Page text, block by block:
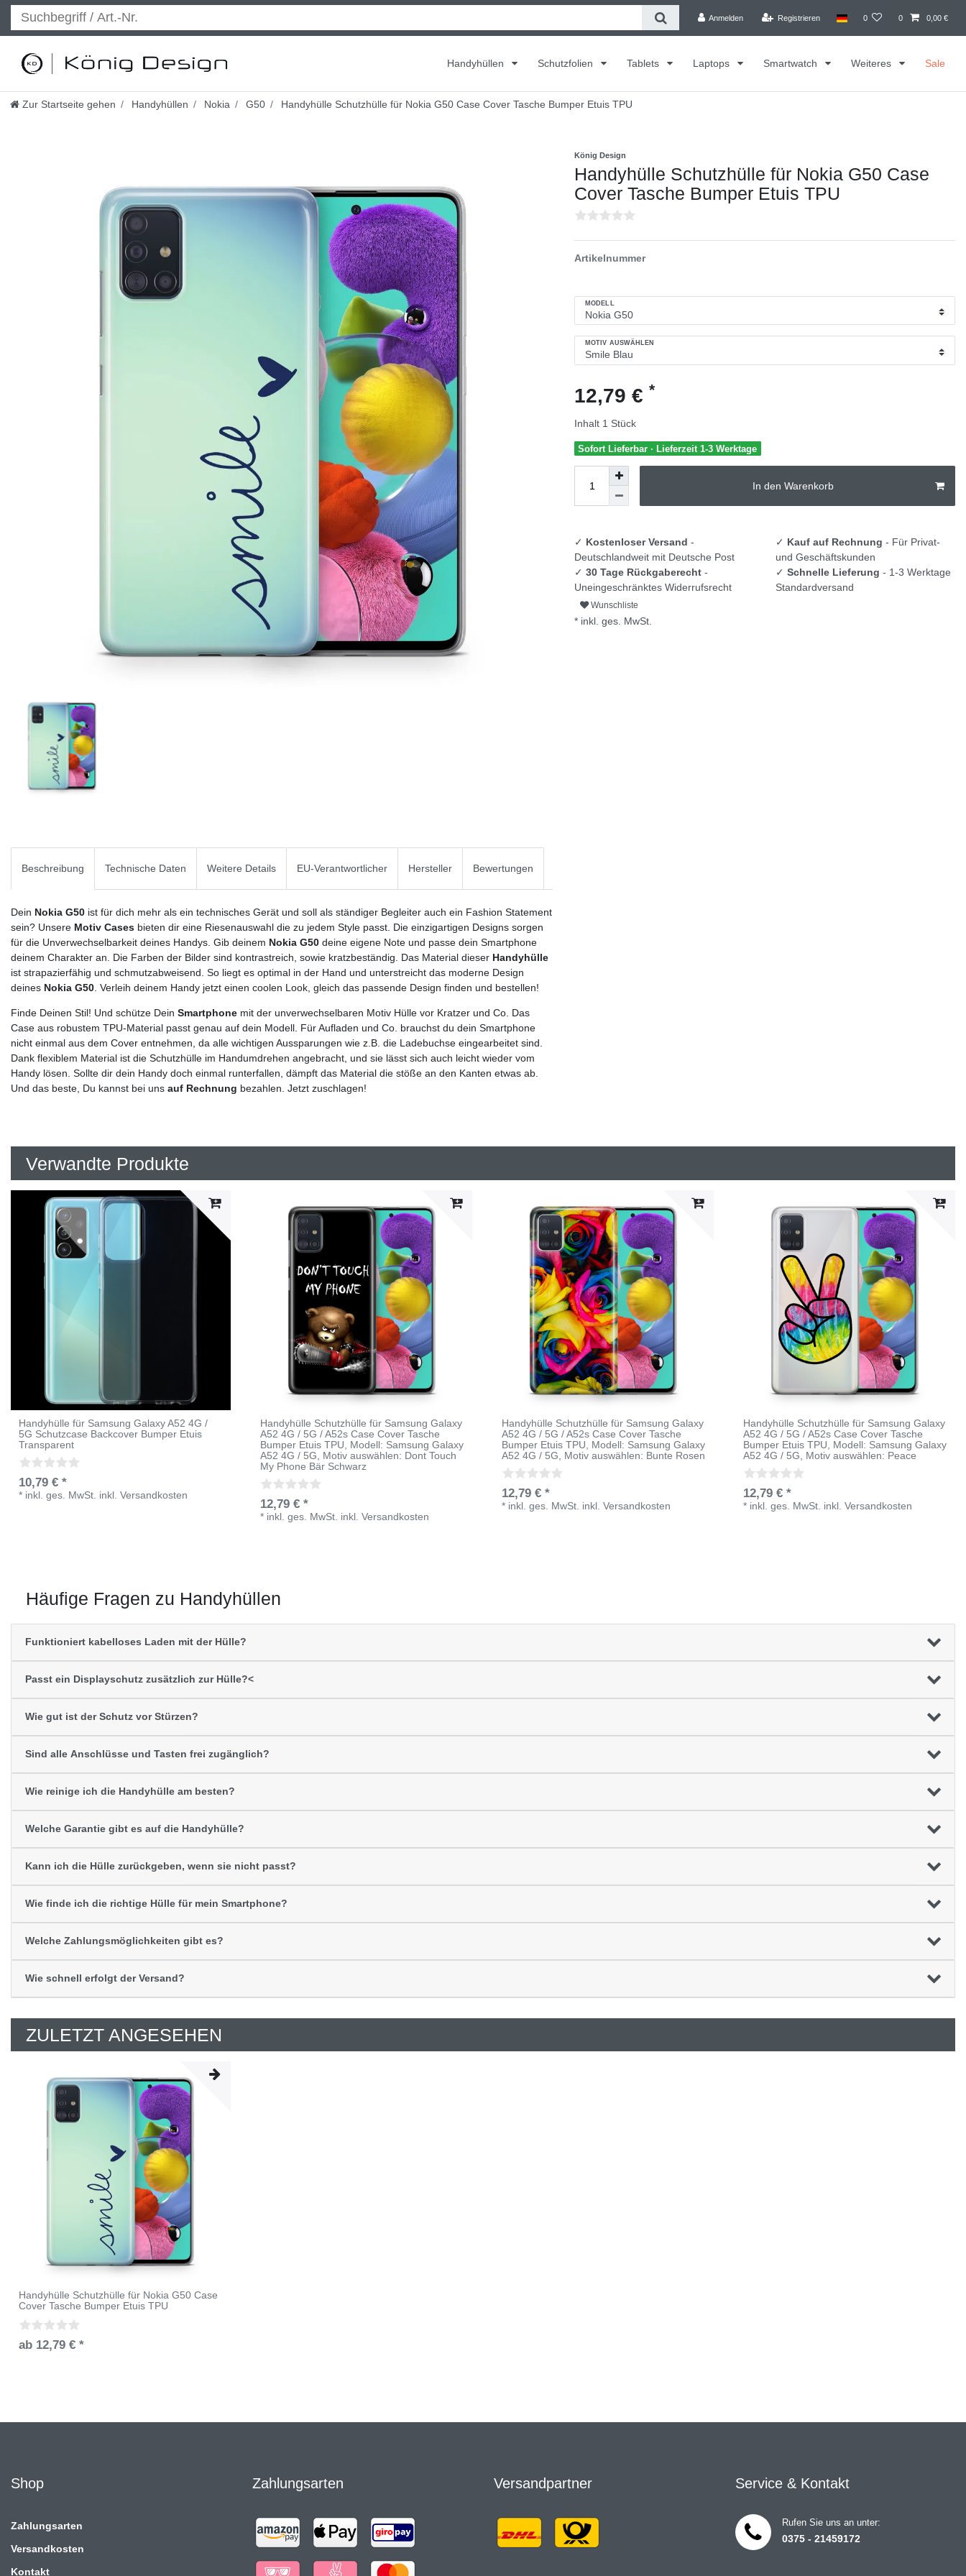
Anmelden Registrieren 0 0 0,00 €
Handyhüllen Schutzfolien Tablets Laptops Smartwatch Weiteres Sale
Zur Startseite gehen Handyhüllen Nokia G50 Handyhülle Schutzhülle für Nokia G50 Case Cover Tasche Bumper Etuis TPU
König Design
Handyhülle Schutzhülle für Nokia G50 Case
Cover Tasche Bumper Etuis TPU
Artikelnummer
MODELL
MOTIV AUSWÄHLEN
12,79 € *
Inhalt 1 Stück
Sofort Lieferbar · Lieferzeit 1-3 Werktage
In den Warenkorb
✓ Kostenloser Versand -
Deutschlandweit mit Deutsche Post
✓ 30 Tage Rückgaberecht -
Uneingeschränktes Widerrufsrecht
✓ Kauf auf Rechnung - Für Privat-
und Geschäftskunden
✓ Schnelle Lieferung - 1-3 Werktage
Standardversand
Wunschliste
* inkl. ges. MwSt.
Beschreibung Technische Daten Weitere Details EU-Verantwortlicher Hersteller Bewertungen
Dein Nokia G50 ist für dich mehr als ein technisches Gerät und soll als ständiger Begleiter auch ein Fashion Statement
sein? Unsere Motiv Cases bieten dir eine Riesenauswahl die zu jedem Style passt. Die einzigartigen Designs sorgen
für die Unverwechselbarkeit deines Handys. Gib deinem Nokia G50 deine eigene Note und passe dein Smartphone
deinem Charakter an. Die Farben der Bilder sind kontrastreich, sowie kratzbeständig. Das Material dieser Handyhülle
ist strapazierfähig und schmutzabweisend. So liegt es optimal in der Hand und unterstreicht das moderne Design
deines Nokia G50 . Verleih deinem Handy jetzt einen coolen Look, gleich das passende Design finden und bestellen!
Finde Deinen Stil! Und schütze Dein Smartphone mit der unverwechselbaren Motiv Hülle vor Kratzer und Co. Das
Case aus robustem TPU-Material passt genau auf dein Modell. Für Aufladen und Co. brauchst du dein Smartphone
nicht einmal aus dem Cover entnehmen, da alle wichtigen Aussparungen wie z.B. die Ladebuchse eingearbeitet sind.
Dank flexiblem Material ist die Schutzhülle im Handumdrehen angebracht, und sie lässt sich auch leicht wieder vom
Handy lösen. Sollte dir dein Handy doch einmal runterfallen, dämpft das Material die stöße an den Kanten etwas ab.
Und das beste, Du kannst bei uns auf Rechnung bezahlen. Jetzt zuschlagen!
Verwandte Produkte
Handyhülle für Samsung Galaxy A52 4G /
5G Schutzcase Backcover Bumper Etuis
Transparent
10,79 € *
* inkl. ges. MwSt. inkl.Versandkosten
Handyhülle Schutzhülle für Samsung Galaxy
A52 4G / 5G / A52s Case Cover Tasche
Bumper Etuis TPU, Modell: Samsung Galaxy
A52 4G / 5G, Motiv auswählen: Dont Touch
My Phone Bär Schwarz
12,79 € *
* inkl. ges. MwSt. inkl.Versandkosten
Handyhülle Schutzhülle für Samsung Galaxy
A52 4G / 5G / A52s Case Cover Tasche
Bumper Etuis TPU, Modell: Samsung Galaxy
A52 4G / 5G, Motiv auswählen: Bunte Rosen
12,79 € *
* inkl. ges. MwSt. inkl.Versandkosten
Handyhülle Schutzhülle für Samsung Galaxy
A52 4G / 5G / A52s Case Cover Tasche
Bumper Etuis TPU, Modell: Samsung Galaxy
A52 4G / 5G, Motiv auswählen: Peace
12,79 € *
* inkl. ges. MwSt. inkl.Versandkosten
Häufige Fragen zu Handyhüllen
Funktioniert kabelloses Laden mit der Hülle?
Passt ein Displayschutz zusätzlich zur Hülle?<
Wie gut ist der Schutz vor Stürzen?
Sind alle Anschlüsse und Tasten frei zugänglich?
Wie reinige ich die Handyhülle am besten?
Welche Garantie gibt es auf die Handyhülle?
Kann ich die Hülle zurückgeben, wenn sie nicht passt?
Wie finde ich die richtige Hülle für mein Smartphone?
Welche Zahlungsmöglichkeiten gibt es?
Wie schnell erfolgt der Versand?
ZULETZT ANGESEHEN
Handyhülle Schutzhülle für Nokia G50 Case
Cover Tasche Bumper Etuis TPU
ab 12,79 € *
Shop
Zahlungsarten
Versandkosten
Kontakt
Zahlungsarten Versandpartner Service & Kontakt
Rufen Sie uns an unter:
0375 - 21459172